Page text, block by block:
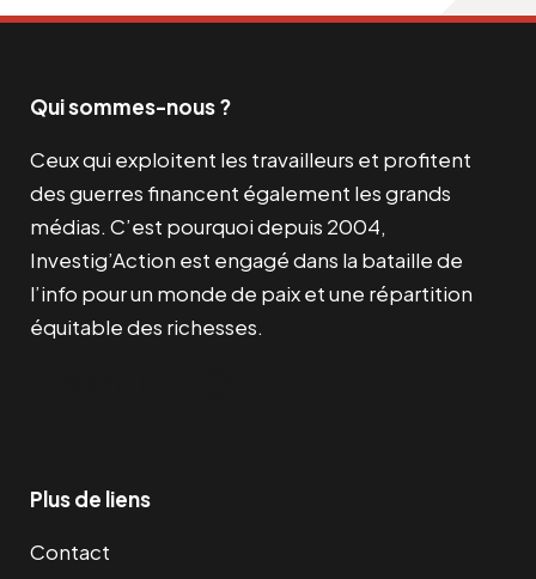
Qui sommes-nous ?
Ceux qui exploitent les travailleurs et profitent
des guerres financent également les grands
médias. C’est pourquoi depuis 2004,
Investig’Action est engagé dans la bataille de
l’info pour un monde de paix et une répartition
équitable des richesses.
Plus de liens
Contact